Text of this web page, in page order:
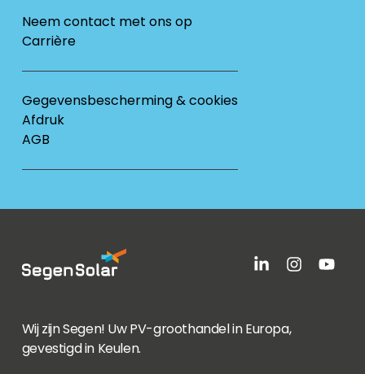
Neem contact met ons op
Carrière
Gegevensbescherming & cookies
Afdruk
AGB
Wij zijn Segen! Uw PV-groothandel in Europa,
gevestigd in Keulen.